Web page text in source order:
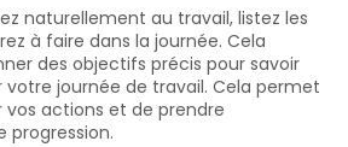
naturellement au travail, listez les
à faire dans la journée. Cela
des objectifs précis pour savoir
journée de travail. Cela permet
vos actions et de prendre
progression.